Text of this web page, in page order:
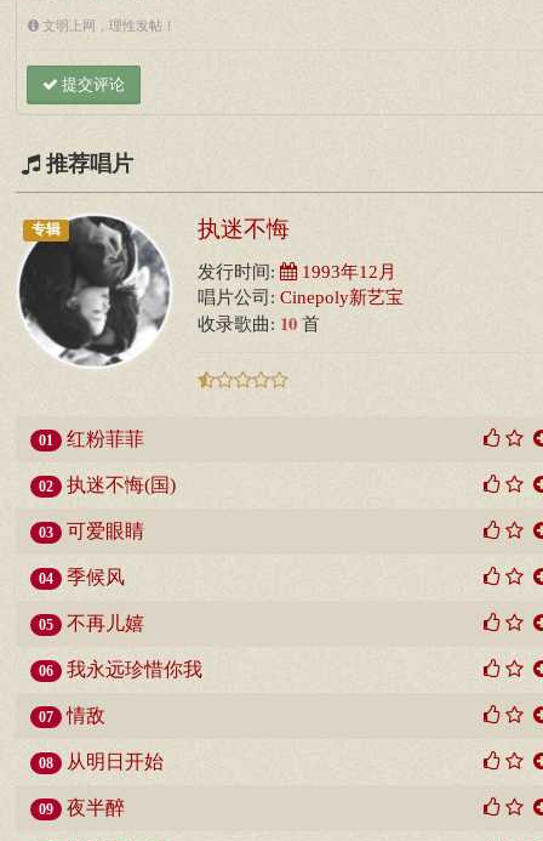
文明上网，理性发帖！
提交评论
推荐唱片
专辑 执迷不悔
发行时间: 1993年12月
唱片公司: Cinepoly新艺宝
收录歌曲: 10 首
01 红粉菲菲
02 执迷不悔(国)
03 可爱眼睛
04 季候风
05 不再儿嬉
06 我永远珍惜你我
07 情敌
08 从明日开始
09 夜半醉